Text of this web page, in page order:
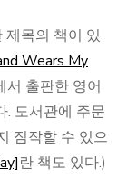
제목의 책이 있
Wears My
서 출판한 영어
. 도서관에 주문
짐작할 수 있으
란 책도 있다.)